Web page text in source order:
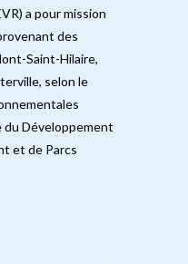
a pour mission
des
Saint-Hilaire,
selon le
Développement
et de Parcs